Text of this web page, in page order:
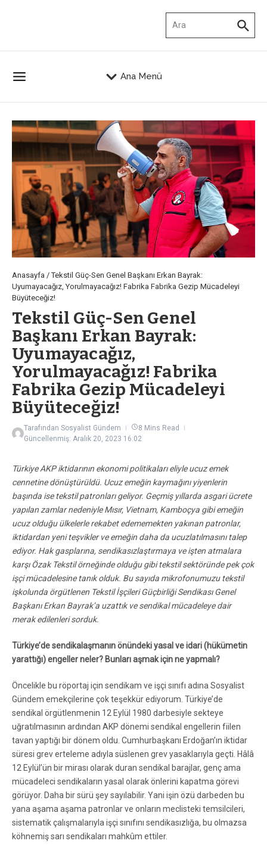
Ana Menü
Anasayfa /Tekstil Güç-Sen Genel Başkanı Erkan Bayrak:
Uyumayacağız, Yorulmayacağız! Fabrika Fabrika Gezip Mücadeleyi
Büyüteceğiz!
Tekstil Güç-Sen Genel
Başkanı Erkan Bayrak:
Uyumayacağız,
Yorulmayacağız! Fabrika
Fabrika Gezip Mücadeleyi
Büyüteceğiz!
Tarafından Sosyalist Gündem
8 Mins Read
Güncellenmiş: Aralık 20, 2023 16:02
Türkiye AKP iktidarının ekonomi politikaları eliyle ucuz emek
cennetine dönüştürüldü. Ucuz emeğin kaymağını yiyenlerin
başında ise tekstil patronları geliyor. Geçmiş yıllarda asgari ücrete
yapılan zamlar nedeniyle Mısır, Vietnam, Kamboçya gibi emeğin
ucuz olduğu ülkelerle rekabet edememekten yakınan patronlar,
iktidardan yeni teşvikler ve emeğin daha da ucuzlatılmasını talep
ediyor. Hak gasplarına, sendikasızlaştırmaya ve işten atmalara
karşı Özak Tekstil örneğinde olduğu gibi tekstil sektöründe pek çok
işçi mücadelesine tanık olduk. Bu sayıda mikrofonumuzu tekstil
işkolunda örgütlenen Tekstil İşçileri Güçbirliği Sendikası Genel
Başkanı Erkan Bayrak’a uzattık ve sendikal mücadeleye dair
merak edilenleri sorduk.
Türkiye’de sendikalaşmanın önündeki yasal ve idari (hükümetin
yarattığı) engeller neler? Bunları aşmak için ne yapmalı?
Öncelikle bu röportaj için sendikam ve işçi sınıfı adına Sosyalist
Gündem emekçilerine çok teşekkür ediyorum. Türkiye’de
sendikal örgütlenmenin 12 Eylül 1980 darbesiyle sekteye
uğratılmasının ardından AKP dönemi sendikal engellerin fiilen
tavan yaptığı bir dönem oldu. Cumhurbaşkanı Erdoğan’ın iktidar
süresi grev erteleme adıyla süslenen grev yasaklarıyla geçti. Hâlâ
12 Eylül’ün bir mirası olarak duran sendikal barajlar, genç ama
mücadeleci sendikaların yasal olarak önlerini kapatma görevi
görüyor. Daha bir sürü şey sayılabilir. Yani işin özü darbeden bu
yana aşama aşama patronlar ve onların meclisteki temsilcileri,
sistematik çalışmalarıyla işçi sınıfını sendikasızlığa, bu olmazsa
köhnemiş sarı sendikaları mahkûm ettiler.